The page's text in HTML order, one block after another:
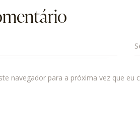
navegador para a próxima vez que eu